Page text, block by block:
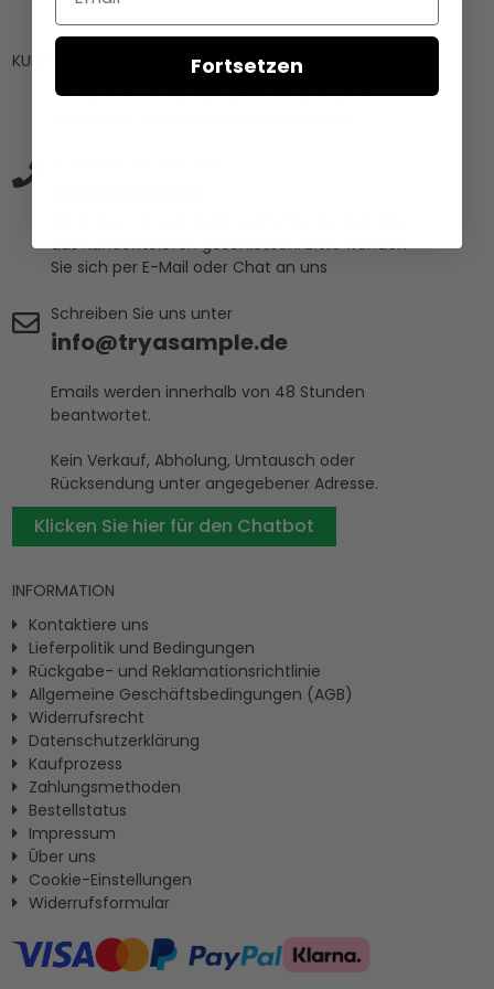
KUNDENDIENST
Die Rücksendeadresse befindet sich unter
das Kundentelefon geschlossen. Bitte wenden
Sie sich per E-Mail oder Chat an uns
Schreiben Sie uns unter
info@tryasample.de
Emails werden innerhalb von 48 Stunden
beantwortet.
Kein Verkauf, Abholung, Umtausch oder
Rücksendung unter angegebener Adresse.
Klicken Sie hier für den Chatbot
INFORMATION
Kontaktiere uns
Lieferpolitik und Bedingungen
Rückgabe- und Reklamationsrichtlinie
Allgemeine Geschäftsbedingungen (AGB)
Widerrufsrecht
Datenschutzerklärung
Kaufprozess
Zahlungsmethoden
Bestellstatus
Impressum
Ûber uns
Cookie-Einstellungen
Widerrufsformular
Fortsetzen